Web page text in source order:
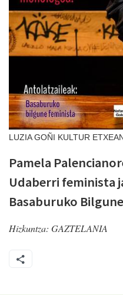
LUZIA GOÑI KULTUR
Pamela
Udaberri feminista
Basaburuko
Hizkuntza: GAZTELANIA